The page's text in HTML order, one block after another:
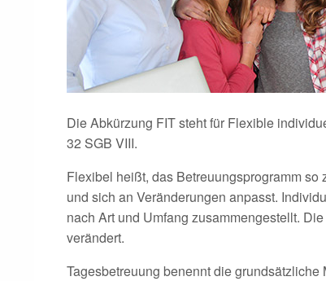
Die Abkürzung FIT steht für Flexible
32 SGB VIII.
Flexibel heißt, das Betreuungsprogramm
und sich an Veränderungen anpasst.
nach Art und Umfang zusammengestellt.
verändert.
Tagesbetreuung benennt die